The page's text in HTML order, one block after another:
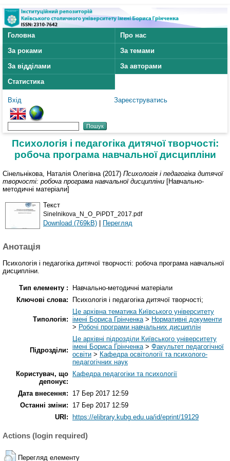
Головна
Про нас
За роками
За темами
За відділами
За авторами
Статистика
Вхід Зареєструватись
Психологія і педагогіка дитячої творчості:
робоча програма навчальної дисципліни
Сінельнікова, Наталія Олегівна (2017) Психологія і педагогіка дитячої
творчості: робоча програма навчальної дисципліни [Навчально-
методичні матеріали]
Текст
Sinelnikova_N_O_PiPDT_2017.pdf
Download (769kB) | Перегляд
Анотація
Психологія і педагогіка дитячої творчості: робоча програма навчальної
дисципліни.
Тип елементу :
Навчально-методичні матеріали
Ключові слова:
Психологія і педагогіка дитячої творчості;
Типологія:
Це архівна тематика Київського університету
імені Бориса Грінченка> Нормативні документи
> Робочі програми навчальних дисциплін
Підрозділи:
Це архівні підрозділи Київського університету
імені Бориса Грінченка> Факультет педагогічної
освіти > Кафедра освітології та психолого-
педагогічних наук
Користувач, що
депонує:
Кафедра педагогіки та психології
Дата внесення:
17 Бер 2017 12:59
Останні зміни:
17 Бер 2017 12:59
URI:
https://elibrary.kubg.edu.ua/id/eprint/19129
Actions (login required)
Перегляд елементу